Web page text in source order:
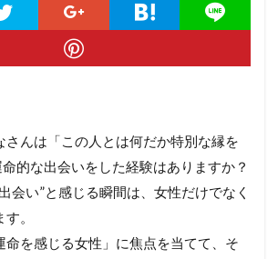
さんは「この人とは何だか特別な縁を
的な出会いをした経験はありますか？
会い”と感じる瞬間は、女性だけでなく
。
命を感じる女性」に焦点を当てて、そ